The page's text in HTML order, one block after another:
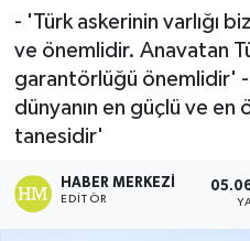
- 'Türk askerinin varlığı
ve önemlidir. Anavatan
garantörlüğü önemlidir'
dünyanın en güçlü ve en
tanesidir'
HABER MERKEZI
EDITÖR